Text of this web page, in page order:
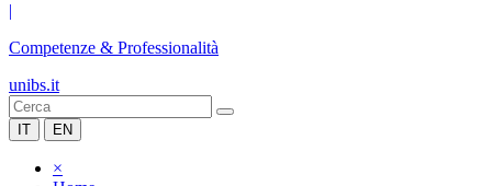
|
Competenze & Professionalità
unibs.it
IT EN
×